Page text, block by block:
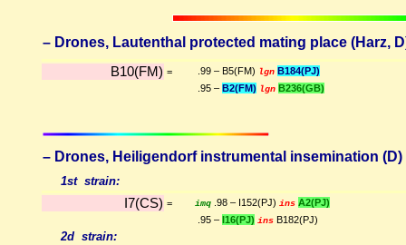
– Drones, Lautenthal protected mating place (Harz,
B10(FM) = .99 – B5(FM) lgn B184(PJ)
.95 – B2(FM) lgn B236(GB)
– Drones, Heiligendorf instrumental insemination (D)
1st strain:
I7(CS) = imq.98 – I152(PJ) ins A2(PJ)
.95 – I16(PJ) insB182(PJ)
2d strain: